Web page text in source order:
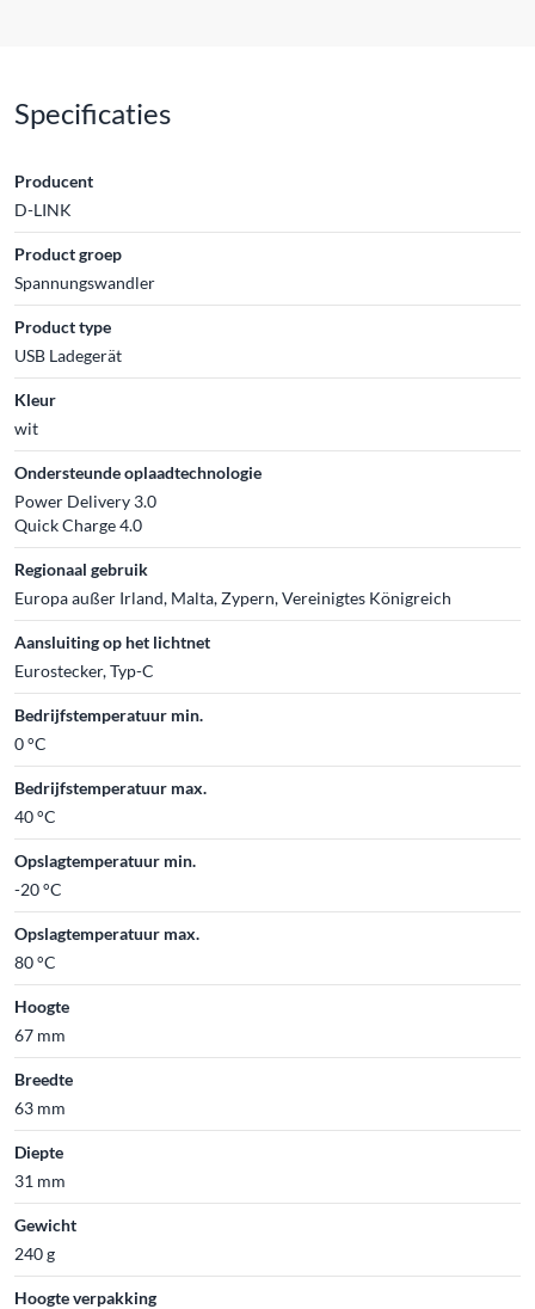
Specificaties
Producent
D-LINK
Product groep
Spannungswandler
Product type
USB Ladegerät
Kleur
wit
Ondersteunde oplaadtechnologie
Power Delivery 3.0
Quick Charge 4.0
Regionaal gebruik
Europa außer Irland, Malta, Zypern, Vereinigtes Königreich
Aansluiting op het lichtnet
Eurostecker, Typ-C
Bedrijfstemperatuur min.
0 °C
Bedrijfstemperatuur max.
40 °C
Opslagtemperatuur min.
-20 °C
Opslagtemperatuur max.
80 °C
Hoogte
67 mm
Breedte
63 mm
Diepte
31 mm
Gewicht
240 g
Hoogte verpakking